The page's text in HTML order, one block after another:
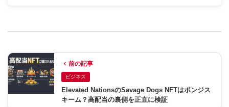
前の記事
ビジネス
Elevated NationsのSavage Dogs NFTはポンジス
キーム？高配当の裏側を正直に検証